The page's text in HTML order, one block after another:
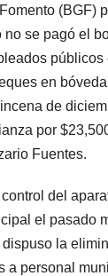
(BGF)
no se pagó el
públicos
en
de
por
Fuentes.
del
el pasado
la
a personal